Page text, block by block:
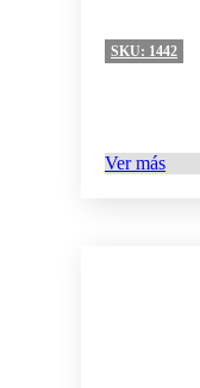
SKU: 1442
Ver más